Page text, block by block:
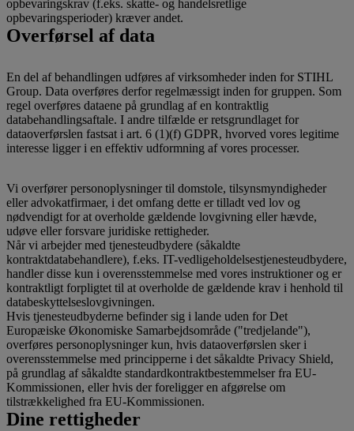
opbevaringskrav (f.eks. skatte- og handelsretlige
opbevaringsperioder) kræver andet.
Overførsel af data
En del af behandlingen udføres af virksomheder inden for STIHL
Group. Data overføres derfor regelmæssigt inden for gruppen. Som
regel overføres dataene på grundlag af en kontraktlig
databehandlingsaftale. I andre tilfælde er retsgrundlaget for
dataoverførslen fastsat i art. 6 (1)(f) GDPR, hvorved vores legitime
interesse ligger i en effektiv udformning af vores processer.
Vi overfører personoplysninger til domstole, tilsynsmyndigheder
eller advokatfirmaer, i det omfang dette er tilladt ved lov og
nødvendigt for at overholde gældende lovgivning eller hævde,
udøve eller forsvare juridiske rettigheder.
Når vi arbejder med tjenesteudbydere (såkaldte
kontraktdatabehandlere), f.eks. IT-vedligeholdelsestjenesteudbydere,
handler disse kun i overensstemmelse med vores instruktioner og er
kontraktligt forpligtet til at overholde de gældende krav i henhold til
databeskyttelseslovgivningen.
Hvis tjenesteudbyderne befinder sig i lande uden for Det
Europæiske Økonomiske Samarbejdsområde ("tredjelande"),
overføres personoplysninger kun, hvis dataoverførslen sker i
overensstemmelse med principperne i det såkaldte Privacy Shield,
på grundlag af såkaldte standardkontraktbestemmelser fra EU-
Kommissionen, eller hvis der foreligger en afgørelse om
tilstrækkelighed fra EU-Kommissionen.
Dine rettigheder